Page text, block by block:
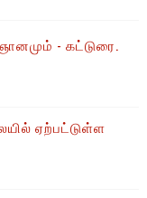
- கட்டுரை.
ஏற்பட்டுள்ள